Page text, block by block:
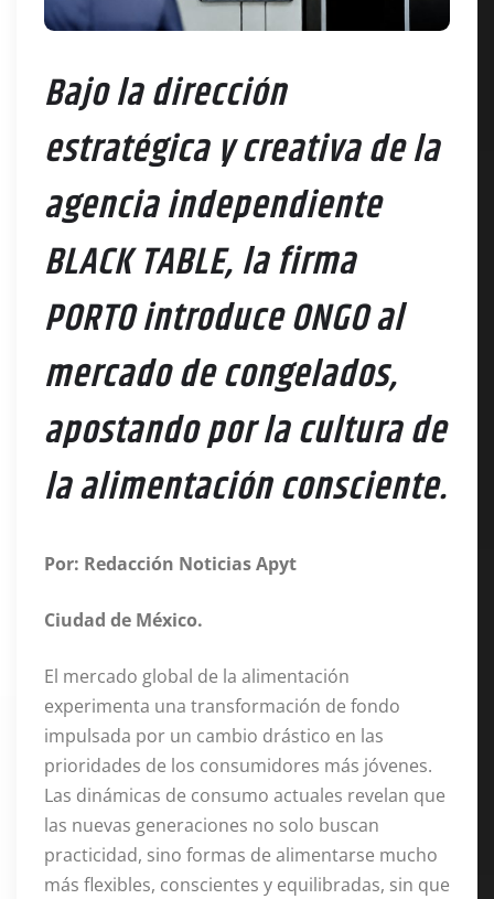
Bajo la dirección
estratégica y creativa de la
agencia independiente
BLACK TABLE, la firma
PORTO introduce ONGO al
mercado de congelados,
apostando por la cultura de
la alimentación consciente.
Por: Redacción Noticias Apyt
Ciudad de México.
El mercado global de la alimentación
experimenta una transformación de fondo
impulsada por un cambio drástico en las
prioridades de los consumidores más jóvenes.
Las dinámicas de consumo actuales revelan que
las nuevas generaciones no solo buscan
practicidad, sino formas de alimentarse mucho
más flexibles, conscientes y equilibradas, sin que